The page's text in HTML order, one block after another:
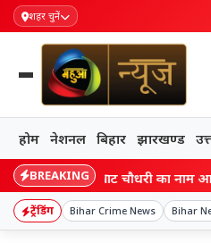
शहर चुनें
होम नेशनल बिहार झारखण्ड
BREAKING
Bihar: सम्राट चौधरी का नाम
ट्रेंडिंग Bihar Crime News Bihar